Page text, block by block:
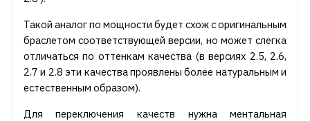
Такой аналог по мощности будет схож с оригинальным
браслетом соответствующей версии, но может слегка
отличаться по оттенкам качества (в версиях 2.5, 2.6,
2.7 и 2.8 эти качества проявлены более натуральным и
естественным образом).
Для переключения качеств нужна ментальная